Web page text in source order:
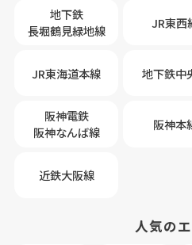
地下鉄
長堀鶴見緑地線
JR東西
JR東海道本線 地下鉄中
阪神電鉄
阪神なんば線
阪神本
近鉄大阪線
人気の